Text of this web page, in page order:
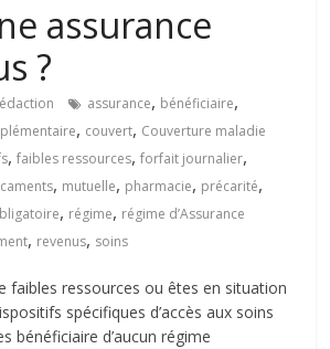
assurance
?
assurance, bénéficiaire,
, couvert, Couverture maladie
,faibles ressources,forfait journalier,
, mutuelle, pharmacie, précarité,
, régime, régime d’Assurance
, revenus, soins
faibles ressources ou êtes en situation
spécifiques d’accès aux soins
bénéficiaire d’aucun régime